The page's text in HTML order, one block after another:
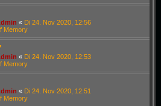
« Di 24. Nov 2020, 12:56
Memory
« Di 24. Nov 2020, 12:53
Memory
« Di 24. Nov 2020, 12:51
Memory